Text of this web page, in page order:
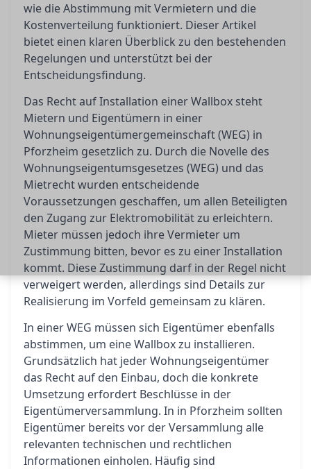
wie die Abstimmung mit Vermietern und die
Kostenverteilung funktioniert. Dieser Artikel
bietet einen klaren Überblick zu den bestehenden
Regelungen und unterstützt bei der
Entscheidungsfindung.
Das Recht auf Installation einer Wallbox steht
Mietern und Eigentümern in einer
Wohnungseigentümergemeinschaft (WEG) in
Pforzheim gesetzlich zu. Durch die Novelle des
Wohnungseigentumsgesetzes (WEG) und das
Mietrecht wurden entscheidende
Voraussetzungen geschaffen, um allen Beteiligten
den Zugang zur Elektromobilität zu erleichtern.
Mieter müssen jedoch ihre Vermieter um
Zustimmung bitten, bevor es zu einer Installation
kommt. Diese Zustimmung darf in der Regel nicht
verweigert werden, allerdings sind Details zur
Realisierung im Vorfeld gemeinsam zu klären.
In einer WEG müssen sich Eigentümer ebenfalls
abstimmen, um eine Wallbox zu installieren.
Grundsätzlich hat jeder Wohnungseigentümer
das Recht auf den Einbau, doch die konkrete
Umsetzung erfordert Beschlüsse in der
Eigentümerversammlung. In in Pforzheim sollten
Eigentümer bereits vor der Versammlung alle
relevanten technischen und rechtlichen
Informationen einholen. Häufig sind